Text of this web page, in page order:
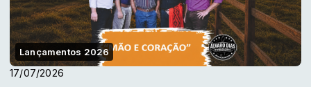
Lançamentos 2026
17/07/2026